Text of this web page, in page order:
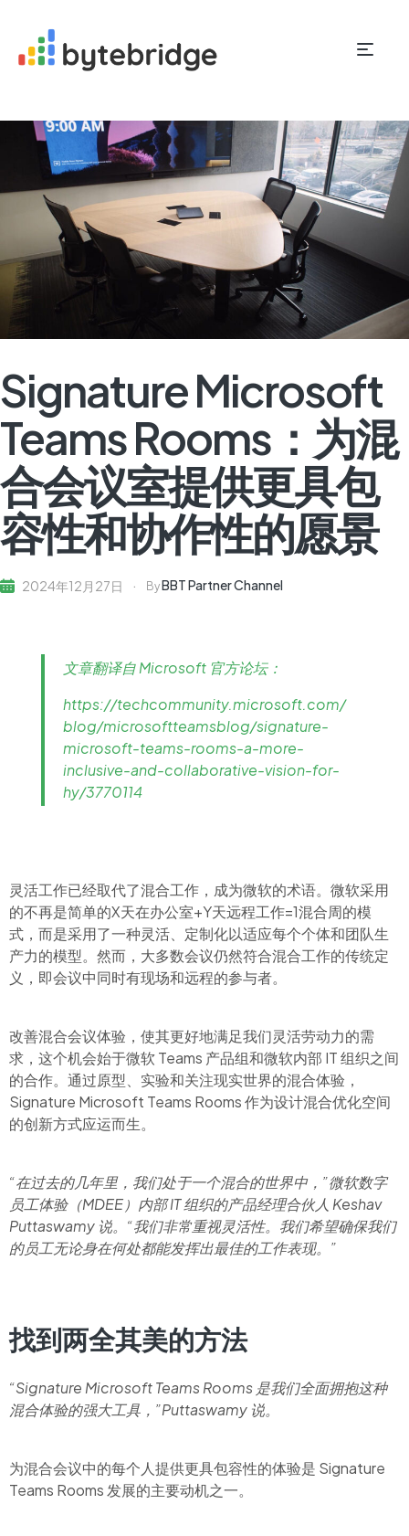
Signature Microsoft
Teams Rooms：为混
合会议室提供更具包
容性和协作性的愿景
2024年12月27日 ByBBT Partner Channel
文章翻译自 Microsoft 官方论坛：
https://techcommunity.microsoft.com/
blog/microsoftteamsblog/signature-
microsoft-teams-rooms-a-more-
inclusive-and-collaborative-vision-for-
hy/3770114
灵活工作已经取代了混合工作，成为微软的术语。微软采用
的不再是简单的X天在办公室+Y天远程工作=1混合周的模
式，而是采用了一种灵活、定制化以适应每个个体和团队生
产力的模型。然而，大多数会议仍然符合混合工作的传统定
义，即会议中同时有现场和远程的参与者。
改善混合会议体验，使其更好地满足我们灵活劳动力的需
求，这个机会始于微软 Teams 产品组和微软内部 IT 组织之间
的合作。通过原型、实验和关注现实世界的混合体验，
Signature Microsoft Teams Rooms 作为设计混合优化空间
的创新方式应运而生。
“在过去的几年里，我们处于一个混合的世界中，”微软数字
员工体验（MDEE）内部 IT 组织的产品经理合伙人 Keshav
Puttaswamy 说。“我们非常重视灵活性。我们希望确保我们
的员工无论身在何处都能发挥出最佳的工作表现。”
找到两全其美的方法
“Signature Microsoft Teams Rooms 是我们全面拥抱这种
混合体验的强大工具，”Puttaswamy 说。
为混合会议中的每个人提供更具包容性的体验是 Signature
Teams Rooms 发展的主要动机之一。